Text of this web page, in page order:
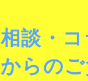
談・
らの